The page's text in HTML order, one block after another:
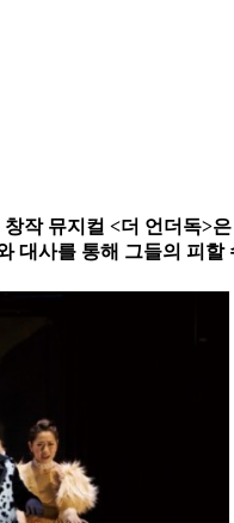
작 뮤지컬 <더 언더독>
대사를 통해 그들의 피